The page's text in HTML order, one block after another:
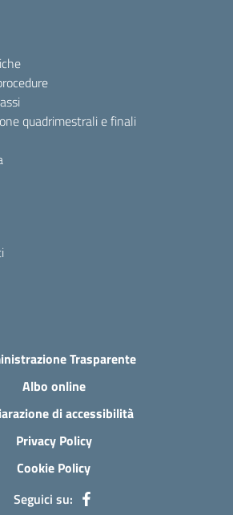
quadrimestrali e finali
Trasparente
Albo online
di accessibilità
Privacy Policy
Cookie Policy
Seguici su: